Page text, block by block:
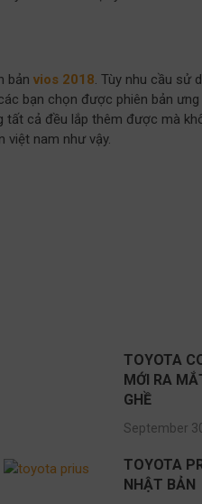
bản vios 2018. Tùy nhu cầu sử
bạn chọn được phiên bản
tất cả đều lắp thêm được mà
việt nam như vậy.
TOYOTA
MỚI RA
GHỀ
September
TOYOTA
NHẬT BẢN